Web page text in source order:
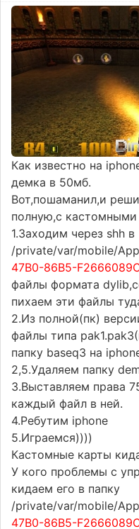
Как известно на
демка в 50мб.
Вот,пошаманил,и
полную,с кастомными
1.Заходим через shh в
/private/var/mobile/
47B0-86B5-
файлы формата
пихаем эти файлы
2.Из полной(пк)
файлы типа
папку baseq3 на
2,5.Удаляем папку
3.Выставляем права
каждый файл в ней.
4.Ребутим iphone
5.Играемся))))
Кастомные карты
У кого проблемы с
кидаем его в папку
/private/var/mobile/
47B0-86B5-